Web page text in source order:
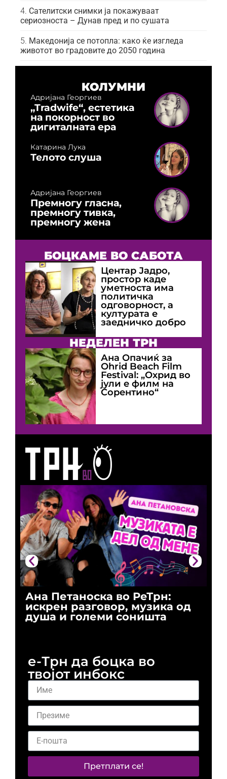
Сателитски снимки ја покажуваат
сериозноста – Дунав пред и по сушата
Македонија се потопла: како ќе изгледа
животот во градовите до 2050 година
Ана Петаноска во РеТрн:
искрен разговор, музика од
душа и големи соништа
КОЛУМНИ
Адријана Георгиев
„Tradwife“, естетика
на покорност во
дигиталната ера
Катарина Лука
Телото слуша
Адријана Георгиев
Премногу гласна,
премногу тивка,
премногу жена
БОЦКАМЕ ВО САБОТА
Центар Јадро,
простор каде
уметноста има
политичка
одговорност, а
културата е
заедничко добро
НЕДЕЛЕН ТРН
Ана Опачиќ за
Оhrid Beach Film
Festival: „Охрид во
јули е филм на
Сорентино“
е-Трн да боцка во
твојот инбокс
Претплати се!